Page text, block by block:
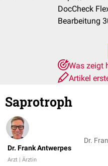
DocCheck
Bearbeitung
Was zeigt
Artikel
Saprotroph
Dr. Frank Antwerpes
Arzt | Ärztin
Dr.